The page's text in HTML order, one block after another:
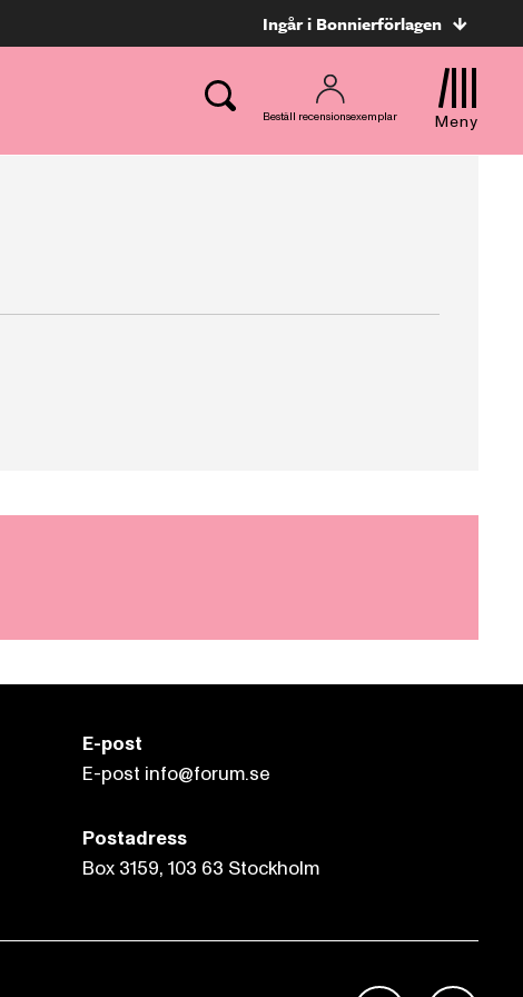
Ingår i Bonnierförlagen
Beställ recensionsexemplar Meny
E-post
E-post info@forum.se
Postadress
Box 3159, 103 63 Stockholm